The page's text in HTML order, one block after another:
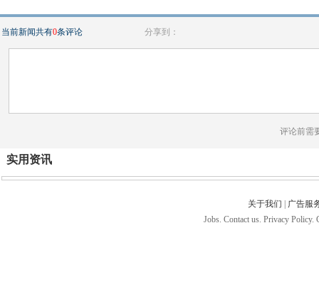
当前新闻共有0条评论 分享到：
评论前需
实用资讯
关于我们
广告服
Jobs. Contact us. Privacy